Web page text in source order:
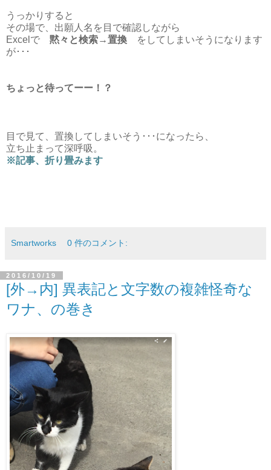
うっかりすると
その場で、出願人名を目で確認しながら
Excelで 黙々と検索→置換 をしてしまいそうになります
が･･･
ちょっと待ってーー！？
目で見て、置換してしまいそう･･･になったら、
立ち止まって深呼吸。
※記事、折り畳みます
Smartworks 0 件のコメント:
2016/10/19
[外→内] 異表記と文字数の複雑怪奇な
ワナ、の巻き